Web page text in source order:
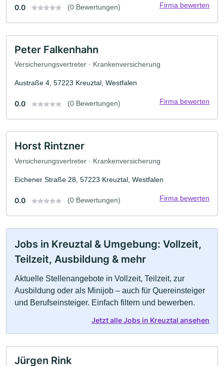
0.0 (0 Bewertungen) Firma bewerten
Peter Falkenhahn
Versicherungsvertreter · Krankenversicherung
Austraße 4, 57223 Kreuztal, Westfalen
0.0 (0 Bewertungen) Firma bewerten
Horst Rintzner
Versicherungsvertreter · Krankenversicherung
Eichener Straße 28, 57223 Kreuztal, Westfalen
0.0 (0 Bewertungen) Firma bewerten
Jobs in Kreuztal & Umgebung: Vollzeit,
Teilzeit, Ausbildung & mehr
Aktuelle Stellenangebote in Vollzeit, Teilzeit, zur
Ausbildung oder als Minijob – auch für Quereinsteiger
und Berufseinsteiger. Einfach filtern und bewerben.
Jetzt alle Jobs in Kreuztal ansehen
Jürgen Rink